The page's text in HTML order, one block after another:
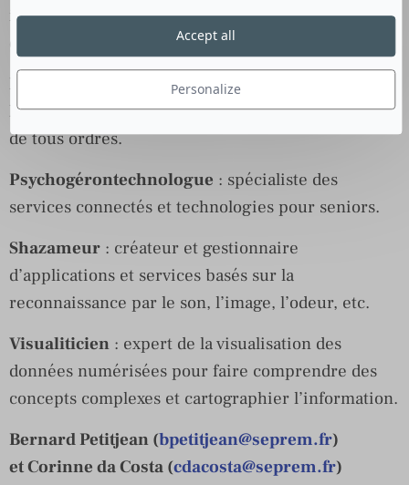
intelligent ou de l’adaptation d’idées innovantes à
des environnements différents.
: expert utilisant les algorithmes et
l’analyse sémantique pour prévoir des évènements
de tous ordres.
Psychogérontechnologue : spécialiste des
services connectés et technologies pour seniors.
Shazameur : créateur et gestionnaire
d’applications et services basés sur la
reconnaissance par le son, l’image, l’odeur, etc.
Visualiticien : expert de la visualisation des
données numérisées pour faire comprendre des
concepts complexes et cartographier l’information.
Bernard Petitjean (bpetitjean@seprem.fr)
et Corinne da Costa (cdacosta@seprem.fr)
Personalize
Accept all